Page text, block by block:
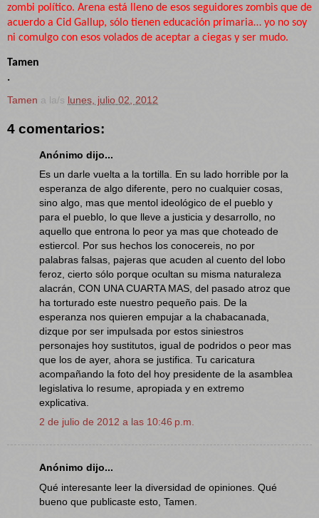
zombi político. Arena está lleno de esos seguidores zombis que de
acuerdo a Cid Gallup, sólo tienen educación primaria… yo no soy
ni comulgo con esos volados de aceptar a ciegas y ser mudo.
Tamen
.
Tamen a la/s lunes, julio 02, 2012
4 comentarios:
Anónimo dijo...
Es un darle vuelta a la tortilla. En su lado horrible por la
esperanza de algo diferente, pero no cualquier cosas,
sino algo, mas que mentol ideológico de el pueblo y
para el pueblo, lo que lleve a justicia y desarrollo, no
aquello que entrona lo peor ya mas que choteado de
estiercol. Por sus hechos los conocereis, no por
palabras falsas, pajeras que acuden al cuento del lobo
feroz, cierto sólo porque ocultan su misma naturaleza
alacrán, CON UNA CUARTA MAS, del pasado atroz que
ha torturado este nuestro pequeño pais. De la
esperanza nos quieren empujar a la chabacanada,
dizque por ser impulsada por estos siniestros
personajes hoy sustitutos, igual de podridos o peor mas
que los de ayer, ahora se justifica. Tu caricatura
acompañando la foto del hoy presidente de la asamblea
legislativa lo resume, apropiada y en extremo
explicativa.
2 de julio de 2012 a las 10:46 p.m.
Anónimo dijo...
Qué interesante leer la diversidad de opiniones. Qué
bueno que publicaste esto, Tamen.